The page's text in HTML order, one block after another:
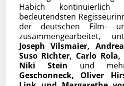
Habich
bedeutendsten
der deutschen Film-
zusammengearbeitet,
Joseph Vilsmaier,
Suso Richter, Carlo Rola,
Niki Stein und
Geschonneck, Oliver